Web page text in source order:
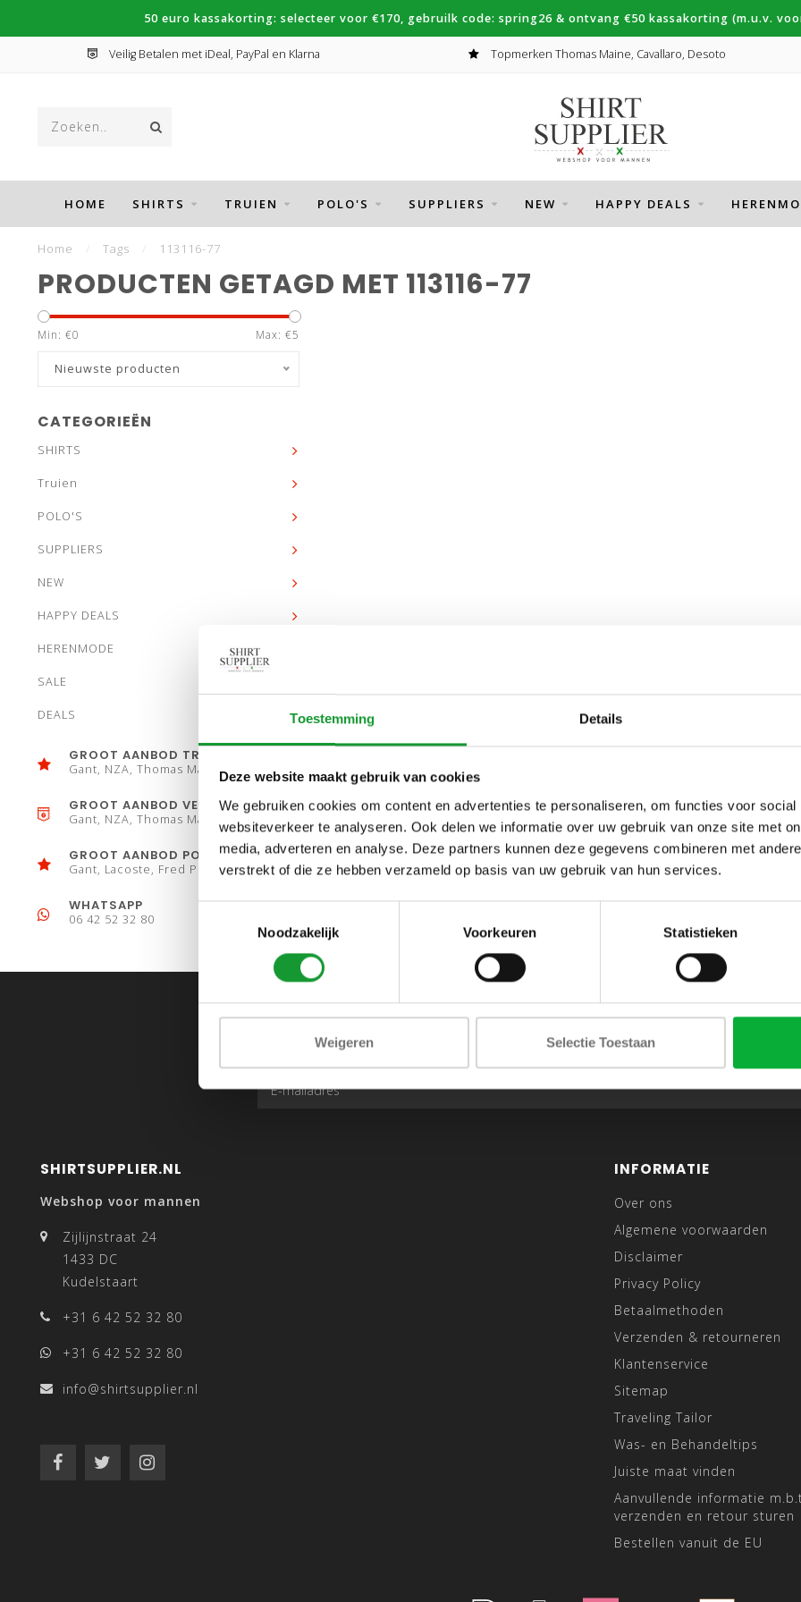
Toestemming Details
Deze website maakt gebruik van cookies
We gebruiken cookies om content en advertenties te personaliseren, om functies voor
websiteverkeer te analyseren. Ook delen we informatie over uw gebruik van onze site met
media, adverteren en analyse. Deze partners kunnen deze gegevens combineren met
verstrekt of die ze hebben verzameld op basis van uw gebruik van hun services.
Noodzakelijk
Voorkeuren Statistieken
Weigeren Selectie Toestaan
50 euro kassakorting: selecteer voor €170, gebruilk code: spring26 & ontvang €50 kassakorting (m.u.v.
Veilig Betalen met iDeal, PayPal en Klarna Topmerken Thomas Maine, Cavallaro, Desoto
HOME SHIRTS TRUIEN POLO'S SUPPLIERS NEW HAPPY DEALS
Home Tags 113116-77
PRODUCTEN GETAGD MET 113116-77
Min: €0 Max: €5
Nieuwste producten
CATEGORIEËN
SHIRTS
Truien
POLO'S
SUPPLIERS
NEW
HAPPY DEALS
HERENMODE
SALE
DEALS
GROOT AANBOD TRUIEN
Gant, NZA, Thomas Maine
GROOT AANBOD VESTEN
Gant, NZA, Thomas Maine
GROOT AANBOD POLO´S
Gant, Lacoste, Fred Perry
WHATSAPP
06 42 52 32 80
SHIRTSUPPLIER.NL
Webshop voor mannen
Zijlijnstraat 24
1433 DC
Kudelstaart
+31 6 42 52 32 80
+31 6 42 52 32 80
info@shirtsupplier.nl
INFORMATIE
Over ons
Algemene voorwaarden
Disclaimer
Privacy Policy
Betaalmethoden
Verzenden & retourneren
Klantenservice
Sitemap
Traveling Tailor
Was- en Behandeltips
Juiste maat vinden
Aanvullende informatie
verzenden en retour sturen
Bestellen vanuit de EU